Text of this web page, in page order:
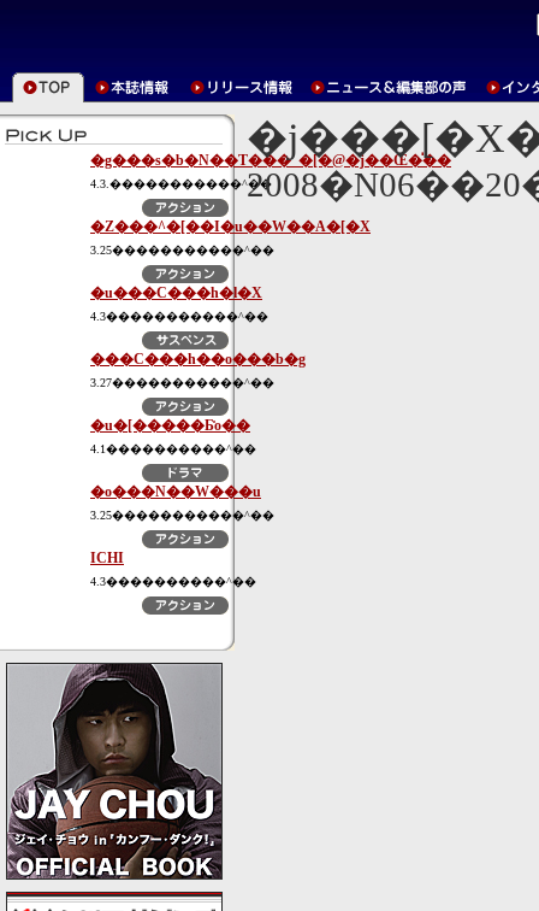
�g���s�b�N��T���_�[�@�j��Œ�̍��
4.3.�����������^��
�Z���^�[��I�u��W��A�[�X
3.25�����������^��
�u���C���h�l�X
4.3�����������^��
���C���h��o���b�g
3.27�����������^��
�u�[�����Ƃ̎o��
4.1����������^��
�o���N��W���u
3.25�����������^��
ICHI
4.3����������^��